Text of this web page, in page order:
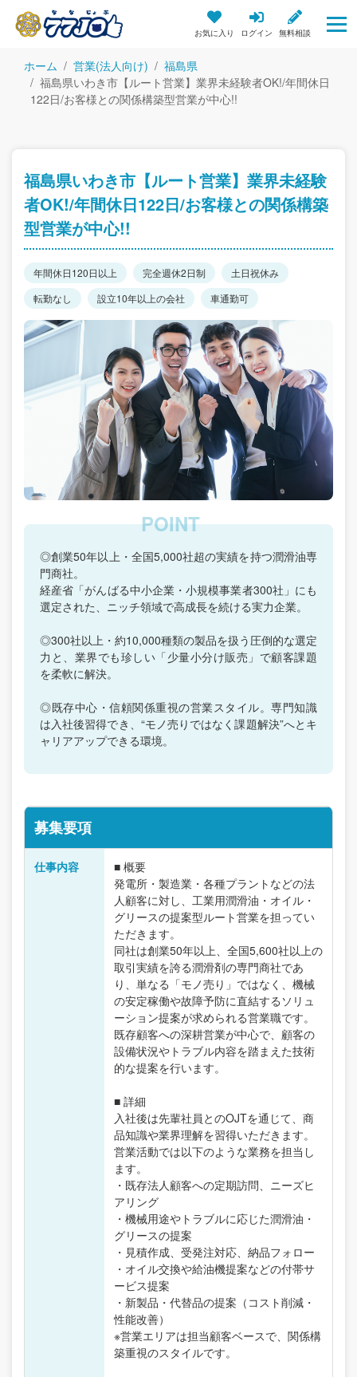
お気に入り ログイン 無料相談
ホーム 営業(法人向け)
福島県
福島県いわき市【ルート営業】業界未経験者OK!/年間休日
122日/お客様との関係構築型営業が中心!!
福島県いわき市【ルート営業】業界未経験
者OK!/年間休日122日/お客様との関係構築
型営業が中心!!
年間休日120日以上 完全週休2日制
土日祝休み
転勤なし
設立10年以上の会社 車通勤可
◎創業50年以上・全国5,000社超の実績を持つ潤滑油専
門商社。
経産省「がんばる中小企業・小規模事業者300社」にも
選定された、ニッチ領域で高成長を続ける実力企業。
◎300社以上・約10,000種類の製品を扱う圧倒的な選定
力と、業界でも珍しい「少量小分け販売」で顧客課題
を柔軟に解決。
◎既存中心・信頼関係重視の営業スタイル。専門知識
は入社後習得でき、“モノ売りではなく課題解決”へとキ
ャリアアップできる環境。
募集要項
仕事内容
■ 概要
発電所・製造業・各種プラントなどの法
人顧客に対し、工業用潤滑油・オイル・
グリースの提案型ルート営業を担ってい
ただきます。
同社は創業50年以上、全国5,600社以上の
取引実績を誇る潤滑剤の専門商社であ
り、単なる「モノ売り」ではなく、機械
の安定稼働や故障予防に直結するソリュ
ーション提案が求められる営業職です。
既存顧客への深耕営業が中心で、顧客の
設備状況やトラブル内容を踏まえた技術
的な提案を行います。
■ 詳細
入社後は先輩社員とのOJTを通じて、商
品知識や業界理解を習得いただきます。
営業活動では以下のような業務を担当し
ます。
・既存法人顧客への定期訪問、ニーズヒ
アリング
・機械用途やトラブルに応じた潤滑油・
グリースの提案
・見積作成、受発注対応、納品フォロー
・オイル交換や給油機提案などの付帯サ
ービス提案
・新製品・代替品の提案（コスト削減・
性能改善）
※営業エリアは担当顧客ベースで、関係構
築重視のスタイルです。